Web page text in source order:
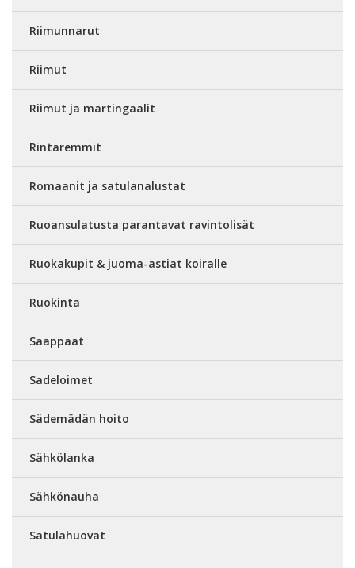
Riimunnarut
Riimut
Riimut ja martingaalit
Rintaremmit
Romaanit ja satulanalustat
Ruoansulatusta parantavat ravintolisät
Ruokakupit & juoma-astiat koiralle
Ruokinta
Saappaat
Sadeloimet
Sädemädän hoito
Sähkölanka
Sähkönauha
Satulahuovat